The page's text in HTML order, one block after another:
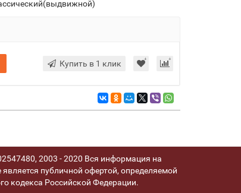
Купить в 1 клик
2003 - 2020 Вся информация на
публичной офертой, определяемой
кодекса Российской Федерации.